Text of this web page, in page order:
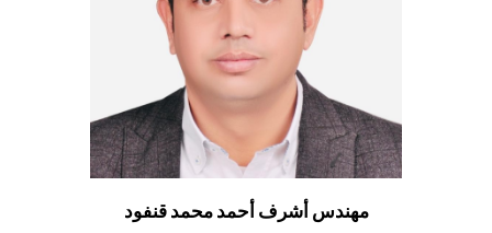
مهندس أشرف أحمد محمد قنفود